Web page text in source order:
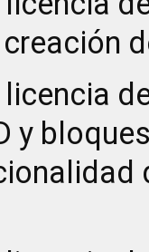
licencia
y